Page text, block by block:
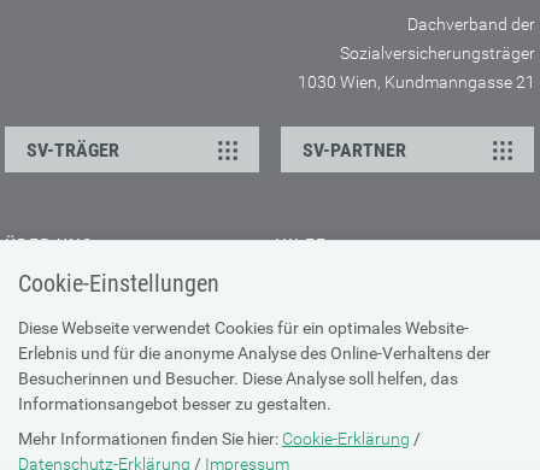
Cookie-Einstellungen
Diese Webseite verwendet Cookies für ein optimales Website-
Erlebnis und für die anonyme Analyse des Online-Verhaltens der
Besucherinnen und Besucher. Diese Analyse soll helfen, das
Informationsangebot besser zu gestalten.
Mehr Informationen finden Sie hier: Cookie-Erklärung /
Datenschutz-Erklärung / Impressum
Dachverband der
Sozialversicherungsträger
1030 Wien, Kundmanngasse 21
SV-TRÄGER SV-PARTNER
ÜBER UNS
Kontakt
Offene Stellen
Presse
HILFE
Browser-Info & Sicherheit
Hilfe zur Suche
Technische Unterstützung
DATENSCHUTZ